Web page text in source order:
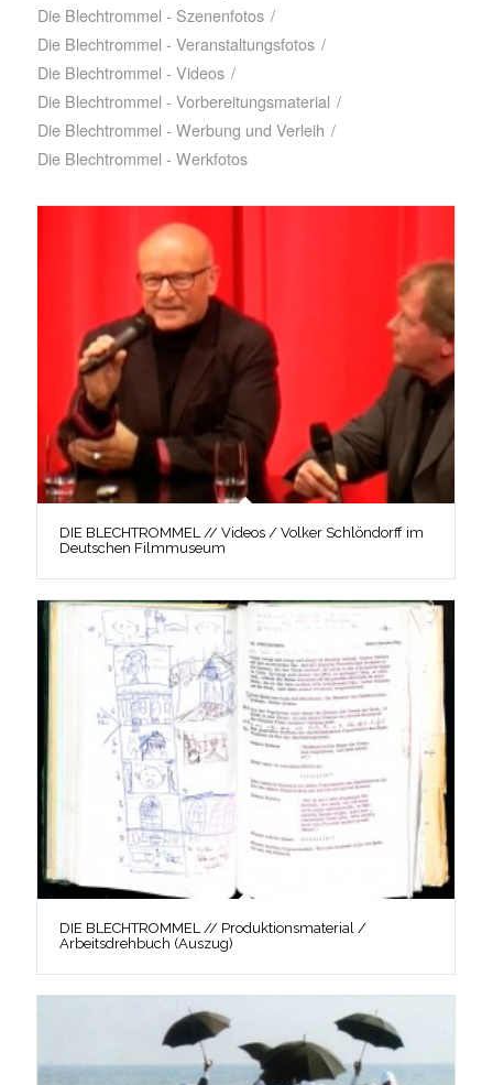
Die Blechtrommel - Szenenfotos /
Die Blechtrommel - Veranstaltungsfotos /
Die Blechtrommel - Videos /
Die Blechtrommel - Vorbereitungsmaterial /
Die Blechtrommel - Werbung und Verleih /
Die Blechtrommel - Werkfotos
DIE BLECHTROMMEL // Videos / Volker Schlöndorff im
Deutschen Filmmuseum
DIE BLECHTROMMEL // Produktionsmaterial /
Arbeitsdrehbuch (Auszug)